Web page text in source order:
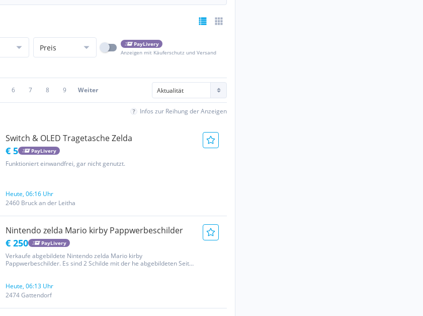
Preis
PayLivery
Anzeigen mit Käuferschutz und Versand
6 7 8 9 Weiter
Infos zur Reihung der Anzeigen
Switch & OLED Tragetasche Zelda
€ 5 PayLivery
Funktioniert einwandfrei, gar nicht genutzt.
Heute, 06:16 Uhr
2460 Bruck an der Leitha
Nintendo zelda Mario kirby Pappwerbeschilder
€ 250 PayLivery
Verkaufe abgebildete Nintendo zelda Mario kirby
Pappwerbeschilder. Es sind 2 Schilde mit der he abgebildeten Seite.
Heute, 06:13 Uhr
2474 Gattendorf